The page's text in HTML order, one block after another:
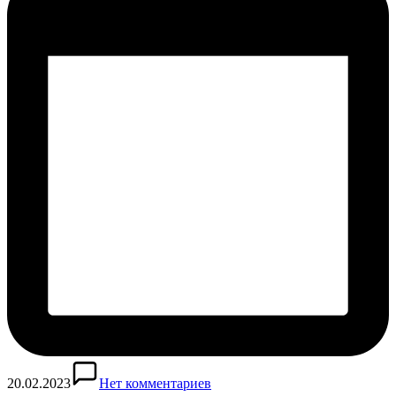
20.02.2023
Нет комментариев